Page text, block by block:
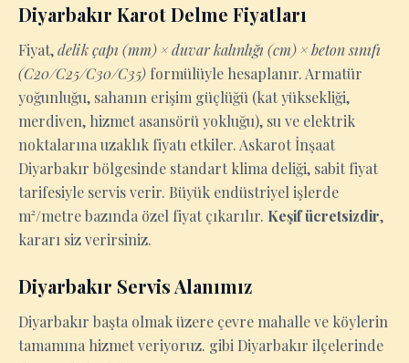
Diyarbakır Karot Delme Fiyatları
Fiyat,delik çapı (mm) × duvar kalınlığı (cm) × beton sınıfı
(C20/C25/C30/C35) formülüyle hesaplanır. Armatür
yoğunluğu, sahanın erişim güçlüğü (kat yüksekliği,
merdiven, hizmet asansörü yokluğu), su ve elektrik
noktalarına uzaklık fiyatı etkiler. Askarot İnşaat
Diyarbakır bölgesinde standart klima deliği, sabit fiyat
tarifesiyle servis verir. Büyük endüstriyel işlerde
m²/metre bazında özel fiyat çıkarılır. Keşif ücretsizdir,
kararı siz verirsiniz.
Diyarbakır Servis Alanımız
Diyarbakır başta olmak üzere çevre mahalle ve köylerin
tamamına hizmet veriyoruz. gibi Diyarbakır ilçelerinde